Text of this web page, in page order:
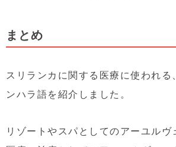
まとめ
スリランカに関する医療に使われる
ンハラ語を紹介しました。
リゾートやスパとしてのアーユルヴ